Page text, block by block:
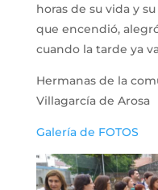
horas de su vida y
que encendió,
cuando la tarde ya
Hermanas de la
Villagarcía de Arosa
Galería de FOTOS